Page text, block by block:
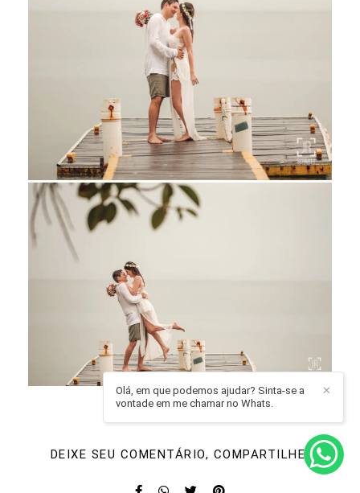
DEIXE SEU COMENTÁRIO, COMPARTILHE!
✕
Olá, em que podemos ajudar? Sinta-se a
vontade em me chamar no Whats.